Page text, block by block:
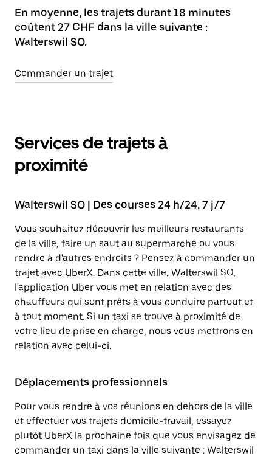
En moyenne, les trajets durant 18 minutes
coûtent 27 CHF dans la ville suivante :
Walterswil SO.
Commander un trajet
Services de trajets à
proximité
Walterswil SO | Des courses 24 h/24, 7 j/7
Vous souhaitez découvrir les meilleurs restaurants
de la ville, faire un saut au supermarché ou vous
rendre à d'autres endroits ? Pensez à commander un
trajet avec UberX. Dans cette ville, Walterswil SO,
l'application Uber vous met en relation avec des
chauffeurs qui sont prêts à vous conduire partout et
à tout moment. Si un taxi se trouve à proximité de
votre lieu de prise en charge, nous vous mettrons en
relation avec celui-ci.
Déplacements professionnels
Pour vous rendre à vos réunions en dehors de la ville
et effectuer vos trajets domicile-travail, essayez
plutôt UberX la prochaine fois que vous envisagez de
commander un taxi dans la ville suivante : Walterswil